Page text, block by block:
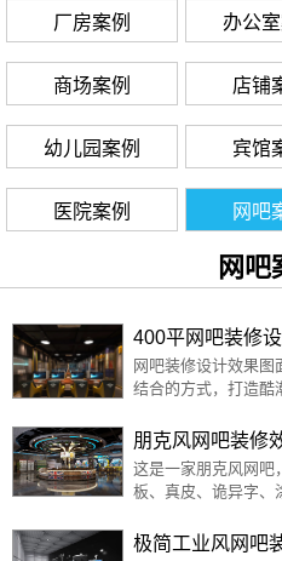
厂房案例 办公
商场案例 店铺
幼儿园案例 宾馆
医院案例 网吧
网吧
400平网吧装修
网吧装修设计效果图
结合的方式，打造酷
朋克风网吧装修
这是一家朋克风网吧
板、真皮、诡异字、
极简工业风网吧